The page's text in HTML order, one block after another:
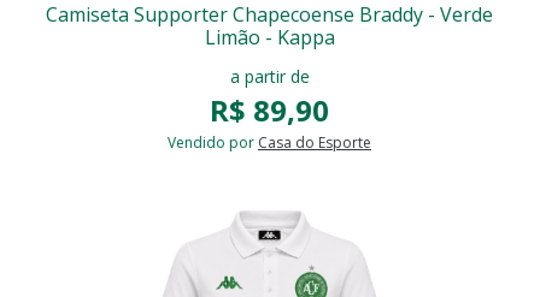
Camiseta Supporter Chapecoense Braddy - Verde
Limão - Kappa
a partir de
R$ 89,90
Vendido por Casa do Esporte